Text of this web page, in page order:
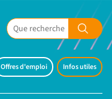
Offres d'emploi Infos utiles